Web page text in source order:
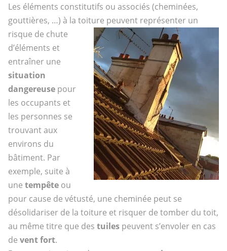
Les éléments constitutifs ou associés (cheminées,
gouttières, …) à la toiture peuvent représenter un
risque de chute
d’éléments et
entraîner une
situation
dangereuse pour
les occupants et
les personnes se
trouvant aux
environs du
bâtiment. Par
exemple, suite à
une tempêteou
pour cause de vétusté, une cheminée peut se
désolidariser de la toiture et risquer de tomber du toit,
au même titre que des tuilespeuvent s’envoler en cas
de vent fort.